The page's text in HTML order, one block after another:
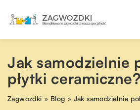
Jak samodzielnie
płytki ceramiczne?
Zagwozdki » Blog » Jak samodzielnie